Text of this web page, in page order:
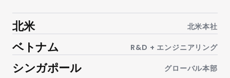
北米 北米本社
ベトナム R&D + エンジニアリング
シンガポール グローバル本部